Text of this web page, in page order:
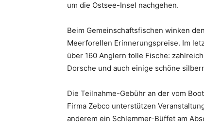
um die Ostsee-Insel nachgehen.
Beim Gemeinschaftsfischen winken
Meerforellen Erinnerungspreise. Im
über 160 Anglern tolle Fische:
Dorsche und auch einige schöne
Die Teilnahme-Gebühr an der vom
Firma Zebco unterstützen
anderem ein Schlemmer-Büffet am